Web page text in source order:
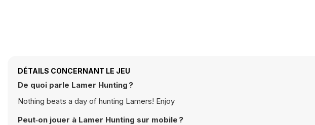
DÉTAILS CONCERNANT LE JEU
De quoi parle Lamer Hunting ?
Nothing beats a day of hunting Lamers! Enjoy
Peut‑on jouer à Lamer Hunting sur mobile ?